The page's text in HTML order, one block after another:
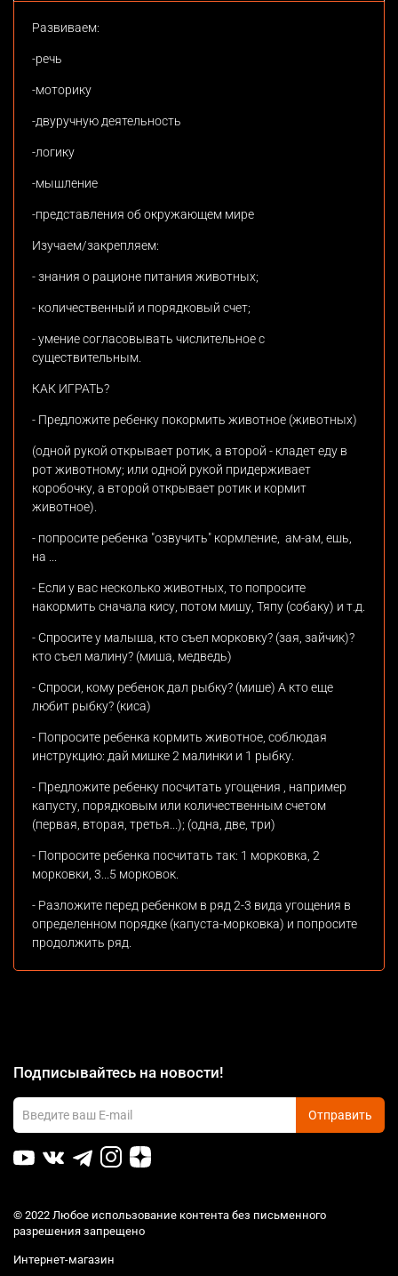
Развиваем:
-речь
-моторику
-двуручную деятельность
-логику
-мышление
-представления об окружающем мире
Изучаем/закрепляем:
- знания о рационе питания животных;
- количественный и порядковый счет;
- умение согласовывать числительное с
существительным.
КАК ИГРАТЬ?
- Предложите ребенку покормить животное (животных)
(одной рукой открывает ротик, а второй - кладет еду в
рот животному; или одной рукой придерживает
коробочку, а второй открывает ротик и кормит
животное).
- попросите ребенка "озвучить" кормление, ам-ам, ешь,
на ...
- Если у вас несколько животных, то попросите
накормить сначала кису, потом мишу, Тяпу (собаку) и т.д.
- Спросите у малыша, кто съел морковку? (зая, зайчик)?
кто съел малину? (миша, медведь)
- Спроси, кому ребенок дал рыбку? (мише) А кто еще
любит рыбку? (киса)
- Попросите ребенка кормить животное, соблюдая
инструкцию: дай мишке 2 малинки и 1 рыбку.
- Предложите ребенку посчитать угощения , например
капусту, порядковым или количественным счетом
(первая, вторая, третья...); (одна, две, три)
- Попросите ребенка посчитать так: 1 морковка, 2
морковки, 3...5 морковок.
- Разложите перед ребенком в ряд 2-3 вида угощения в
определенном порядке (капуста-морковка) и попросите
продолжить ряд.
Подписывайтесь на новости!
Отправить
© 2022 Любое использование контента без письменного
разрешения запрещено
Интернет-магазин